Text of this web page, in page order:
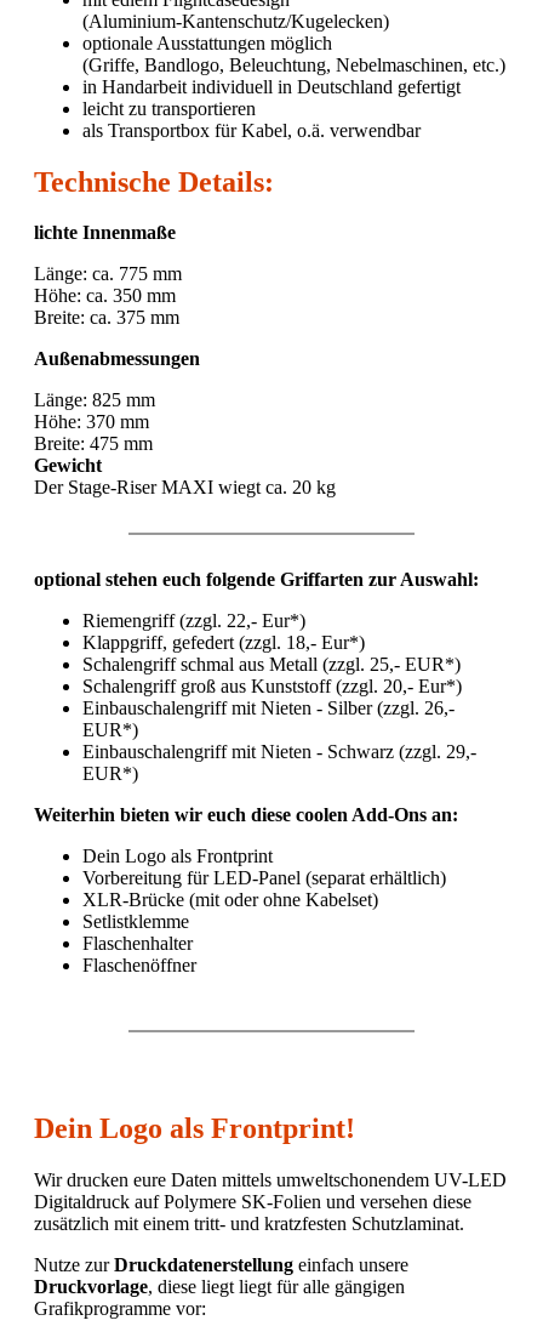
(Aluminium-Kantenschutz/Kugelecken)
optionale Ausstattungen möglich
(Griffe, Bandlogo, Beleuchtung, Nebelmaschinen, etc.)
in Handarbeit individuell in Deutschland gefertigt
leicht zu transportieren
als Transportbox für Kabel, o.ä. verwendbar
Technische Details:
lichte Innenmaße
Länge: ca. 775 mm
Höhe: ca. 350 mm
Breite: ca. 375 mm
Außenabmessungen
Länge: 825 mm
Höhe: 370 mm
Breite: 475 mm
Gewicht
Der Stage-Riser MAXI wiegt ca. 20 kg
optional stehen euch folgende Griffarten zur Auswahl:
Riemengriff (zzgl. 22,- Eur*)
Klappgriff, gefedert (zzgl. 18,- Eur*)
Schalengriff schmal aus Metall (zzgl. 25,- EUR*)
Schalengriff groß aus Kunststoff (zzgl. 20,- Eur*)
Einbauschalengriff mit Nieten - Silber (zzgl. 26,-
EUR*)
Einbauschalengriff mit Nieten - Schwarz (zzgl. 29,-
EUR*)
Weiterhin bieten wir euch diese coolen Add-Ons an:
Dein Logo als Frontprint
Vorbereitung für LED-Panel (separat erhältlich)
XLR-Brücke (mit oder ohne Kabelset)
Setlistklemme
Flaschenhalter
Flaschenöffner
Dein Logo als Frontprint!
Wir drucken eure Daten mittels umweltschonendem UV-LED
Digitaldruck auf Polymere SK-Folien und versehen diese
zusätzlich mit einem tritt- und kratzfesten Schutzlaminat.
Nutze zurDruckdatenerstellung einfach unsere
Druckvorlage, diese liegt liegt für alle gängigen
Grafikprogramme vor: